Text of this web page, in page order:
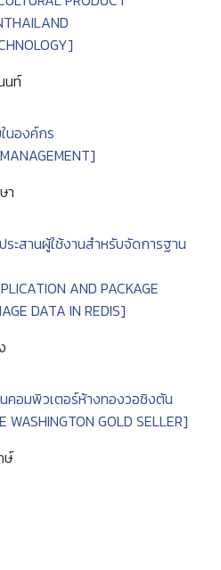
นท์
นองค์กร
า
ะสานผู้ใช้งานสำหรับจัดการฐาน
AND PACKAGE
DATA IN REDIS]
คอมพิวเตอร์ห้างทองวอชิงตัน
WASHINGTON GOLD SELLER]
ษ์